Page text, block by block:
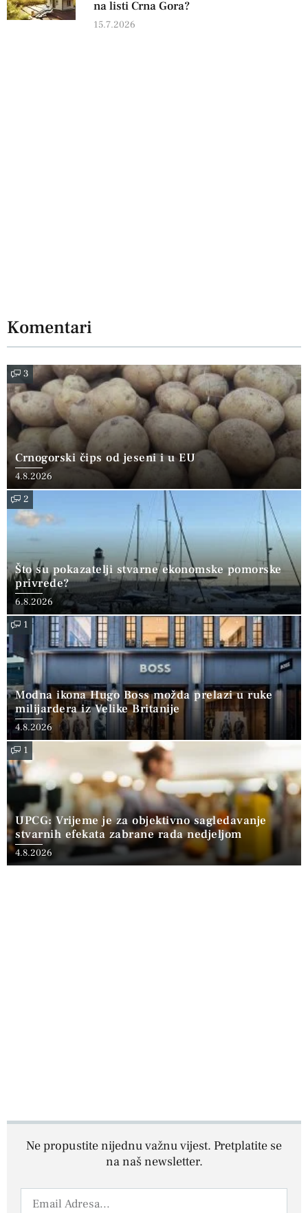
na listi Crna Gora?
15.7.2026
Komentari
3
Crnogorski čips od jeseni i u EU
4.8.2026
2
Što su pokazatelji stvarne ekonomske pomorske
privrede?
6.8.2026
1
Modna ikona Hugo Boss možda prelazi u ruke
milijardera iz Velike Britanije
4.8.2026
1
UPCG: Vrijeme je za objektivno sagledavanje
stvarnih efekata zabrane rada nedjeljom
4.8.2026
Ne propustite nijednu važnu vijest. Pretplatite se
na naš newsletter.